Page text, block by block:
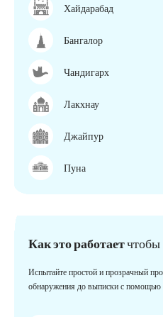
Хайдарабад
Бангалор
Чандигарх
Лакхнау
Джайпур
Пуна
Как это работает
Испытайте простой и прозрачный
обнаружения до выписки с помощью